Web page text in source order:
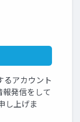
るアカウント
発信をして
し上げま